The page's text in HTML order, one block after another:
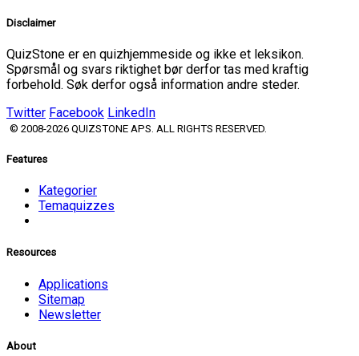
Disclaimer
QuizStone er en quizhjemmeside og ikke et leksikon.
Spørsmål og svars riktighet bør derfor tas med kraftig
forbehold. Søk derfor også information andre steder.
Twitter Facebook LinkedIn
© 2008-2026 QUIZSTONE APS. ALL RIGHTS RESERVED.
Features
Kategorier
Temaquizzes
Resources
Applications
Sitemap
Newsletter
About